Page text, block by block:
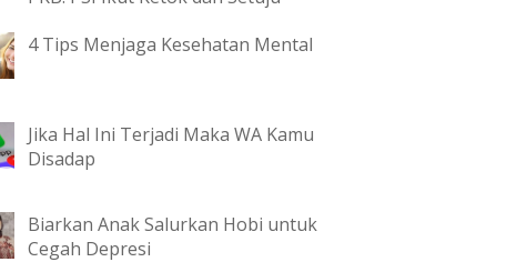
4 Tips Menjaga Kesehatan Mental
Jika Hal Ini Terjadi Maka WA Kamu
Disadap
Biarkan Anak Salurkan Hobi untuk
Cegah Depresi